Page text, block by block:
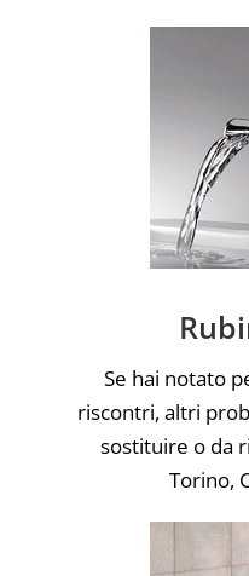
Se hai notato
riscontri, altri
sostituire o da
Torino,